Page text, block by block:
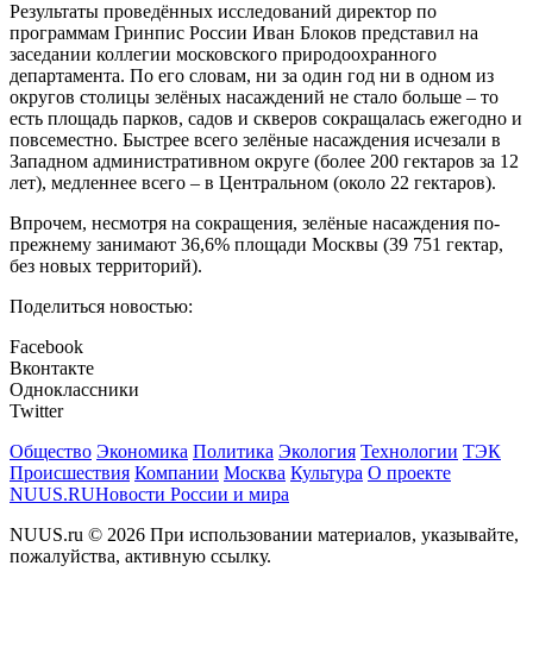
Результаты проведённых исследований директор по
программам Гринпис России Иван Блоков представил на
заседании коллегии московского природоохранного
департамента. По его словам, ни за один год ни в одном из
округов столицы зелёных насаждений не стало больше – то
есть площадь парков, садов и скверов сокращалась ежегодно и
повсеместно. Быстрее всего зелёные насаждения исчезали в
Западном административном округе (более 200 гектаров за 12
лет), медленнее всего – в Центральном (около 22 гектаров).
Впрочем, несмотря на сокращения, зелёные насаждения по-
прежнему занимают 36,6% площади Москвы (39 751 гектар,
без новых территорий).
Поделиться новостью:
Facebook
Вконтакте
Одноклассники
Twitter
Общество Экономика Политика Экология Технологии ТЭК
Происшествия Компании Москва Культура О проекте
NUUS.RUНовости России и мира
NUUS.ru © 2026 При использовании материалов, указывайте,
пожалуйства, активную ссылку.